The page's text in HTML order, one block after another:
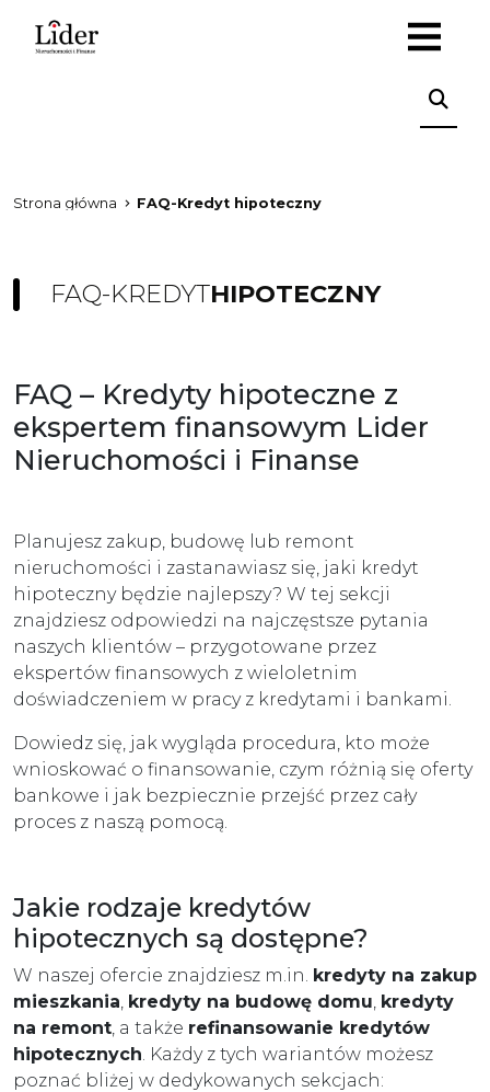
Strona główna FAQ-Kredyt hipoteczny
FAQ-KREDYTHIPOTECZNY
FAQ – Kredyty hipoteczne z
ekspertem finansowym Lider
Nieruchomości i Finanse
Planujesz zakup, budowę lub remont
nieruchomości i zastanawiasz się, jaki kredyt
hipoteczny będzie najlepszy? W tej sekcji
znajdziesz odpowiedzi na najczęstsze pytania
naszych klientów – przygotowane przez
ekspertów finansowych z wieloletnim
doświadczeniem w pracy z kredytami i bankami.
Dowiedz się, jak wygląda procedura, kto może
wnioskować o finansowanie, czym różnią się oferty
bankowe i jak bezpiecznie przejść przez cały
proces z naszą pomocą.
Jakie rodzaje kredytów
hipotecznych są dostępne?
W naszej ofercie znajdziesz m.in. kredyty na zakup
mieszkania, kredyty na budowę domu, kredyty
na remont, a także refinansowanie kredytów
hipotecznych. Każdy z tych wariantów możesz
poznać bliżej w dedykowanych sekcjach: